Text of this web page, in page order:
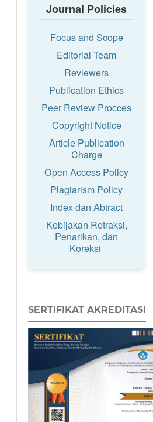
Journal Policies
Focus and Scope
Editorial Team
Reviewers
Publication Ethics
Peer Review Procces
Copyright Notice
Article Publication
Charge
Open Access Policy
Plagiarism Policy
Index dan Abtract
Kebijakan Retraksi,
Penarikan, dan
Koreksi
SERTIFIKAT AKREDITASI